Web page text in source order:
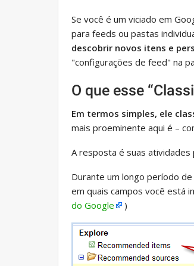
Se você é um viciado em
para feeds ou pastas
descobrir novos itens e
"configurações de feed" na
O que esse
Em termos simples, ele
mais proeminente aqui é –
A resposta é suas
Durante um longo período
em quais campos você está
do Google
)